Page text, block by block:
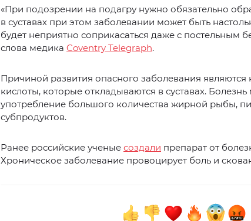
«При подозрении на подагру нужно обязательно
в суставах при этом заболевании может быть
будет неприятно соприкасаться даже с постельным
слова медика Coventry Telegraph.
Причиной развития опасного заболевания являются
кислоты, которые откладываются в суставах.
употребление большого количества жирной рыбы,
субпродуктов.
Ранее российские ученые создали препарат от
Хроническое заболевание провоцирует боль и